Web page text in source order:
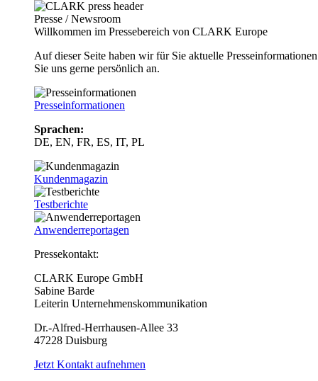
Presse / Newsroom
Willkommen im Pressebereich von CLARK Europe
Auf dieser Seite haben wir für Sie aktuelle
Sie uns gerne persönlich an.
Presseinformationen
Sprachen:
DE, EN, FR, ES, IT, PL
Kundenmagazin
Testberichte
Anwenderreportagen
Pressekontakt:
CLARK Europe GmbH
Sabine Barde
Leiterin Unternehmenskommunikation
Dr.-Alfred-Herrhausen-Allee 33
47228 Duisburg
Jetzt Kontakt aufnehmen